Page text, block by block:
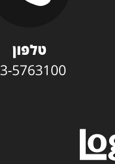
טלפון
5763100